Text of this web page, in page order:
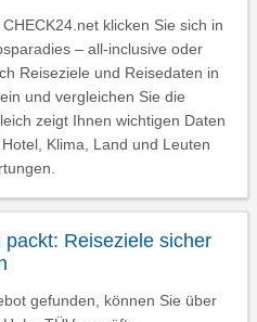
klicken Sie sich in
– all-inclusive oder
Reiseziele und Reisedaten in
und vergleichen Sie die
zeigt Ihnen wichtigen Daten
Klima, Land und Leuten
Reiseziele sicher
gefunden, können Sie über